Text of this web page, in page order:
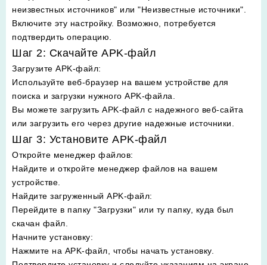
неизвестных источников" или "Неизвестные источники".
Включите эту настройку. Возможно, потребуется
подтвердить операцию.
Шаг 2: Скачайте APK-файл
Загрузите APK-файл:
Используйте веб-браузер на вашем устройстве для
поиска и загрузки нужного APK-файла.
Вы можете загрузить APK-файл с надежного веб-сайта
или загрузить его через другие надежные источники.
Шаг 3: Установите APK-файл
Откройте менеджер файлов:
Найдите и откройте менеджер файлов на вашем
устройстве.
Найдите загруженный APK-файл:
Перейдите в папку "Загрузки" или ту папку, куда был
скачан файл.
Начните установку:
Нажмите на APK-файл, чтобы начать установку.